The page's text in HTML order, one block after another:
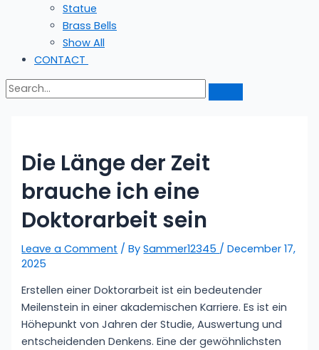
Statue
Brass Bells
Show All
CONTACT
Die Länge der Zeit
brauche ich eine
Doktorarbeit sein
Leave a Comment / BySammer12345 /December 17,
2025
Erstellen einer Doktorarbeit ist ein bedeutender
Meilenstein in einer akademischen Karriere. Es ist ein
Höhepunkt von Jahren der Studie, Auswertung und
entscheidenden Denkens. Eine der gewöhnlichsten